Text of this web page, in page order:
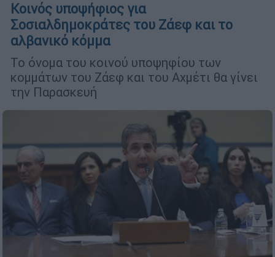
Κοινός υποψήφιος για
Σοσιαλδημοκράτες του Ζάεφ και το
αλβανικό κόμμα
Το όνομα του κοινού υποψηφίου των
κομμάτων του Ζάεφ και του Αχμέτι θα γίνει
την Παρασκευή